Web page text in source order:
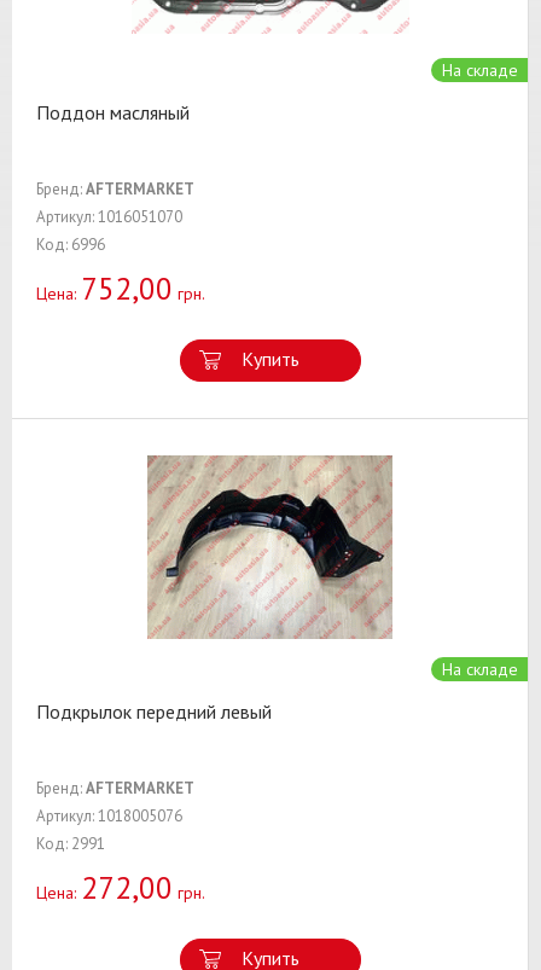
На складе
Поддон масляный
Бренд:AFTERMARKET
Артикул: 1016051070
Код: 6996
Цена: 752,00 грн.
Купить
На складе
Подкрылок передний левый
Бренд:AFTERMARKET
Артикул: 1018005076
Код: 2991
Цена: 272,00 грн.
Купить